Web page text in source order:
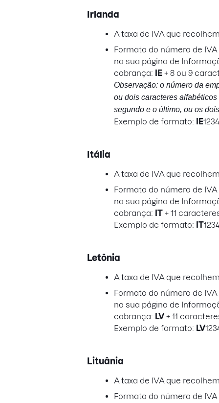
Irlanda
A taxa de IVA que
Formato do número de
na sua página de
cobrança:
IE + 8 ou 9
Observação: o número da
ou dois caracteres alfabéticos
segundo e o último, ou os
Exemplo de formato: IE
Itália
A taxa de IVA que
Formato do número de
na sua página de
cobrança: IT + 11
Exemplo de formato: IT
Letônia
A taxa de IVA que
Formato do número de
na sua página de
cobrança: LV+ 11
Exemplo de formato: LV
Lituânia
A taxa de IVA que
Formato do número de